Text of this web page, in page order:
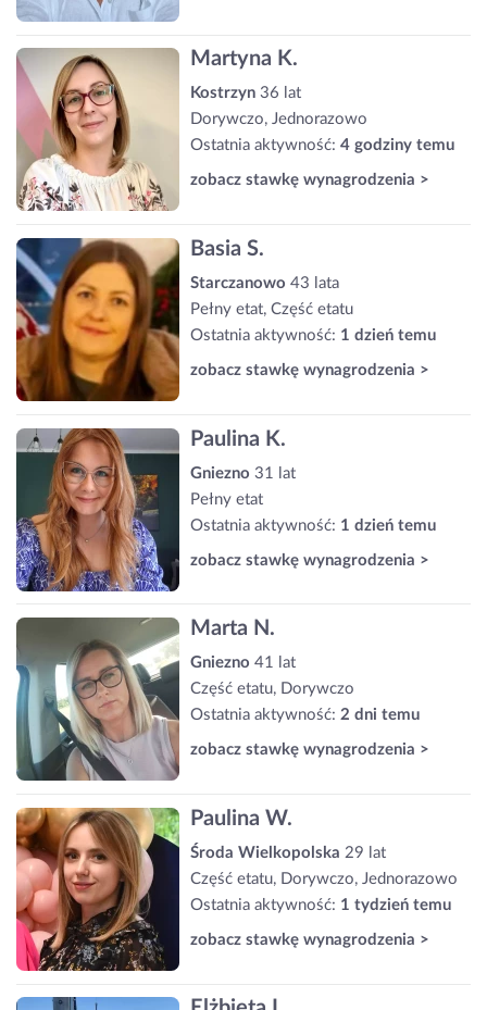
Martyna K.
Kostrzyn 36 lat
Dorywczo, Jednorazowo
Ostatnia aktywność: 4 godziny temu
zobacz stawkę wynagrodzenia >
Basia S.
Starczanowo 43 lata
Pełny etat, Część etatu
Ostatnia aktywność: 1 dzień temu
zobacz stawkę wynagrodzenia >
Paulina K.
Gniezno 31 lat
Pełny etat
Ostatnia aktywność: 1 dzień temu
zobacz stawkę wynagrodzenia >
Marta N.
Gniezno 41 lat
Część etatu, Dorywczo
Ostatnia aktywność: 2 dni temu
zobacz stawkę wynagrodzenia >
Paulina W.
Środa Wielkopolska 29 lat
Część etatu, Dorywczo, Jednorazowo
Ostatnia aktywność: 1 tydzień temu
zobacz stawkę wynagrodzenia >